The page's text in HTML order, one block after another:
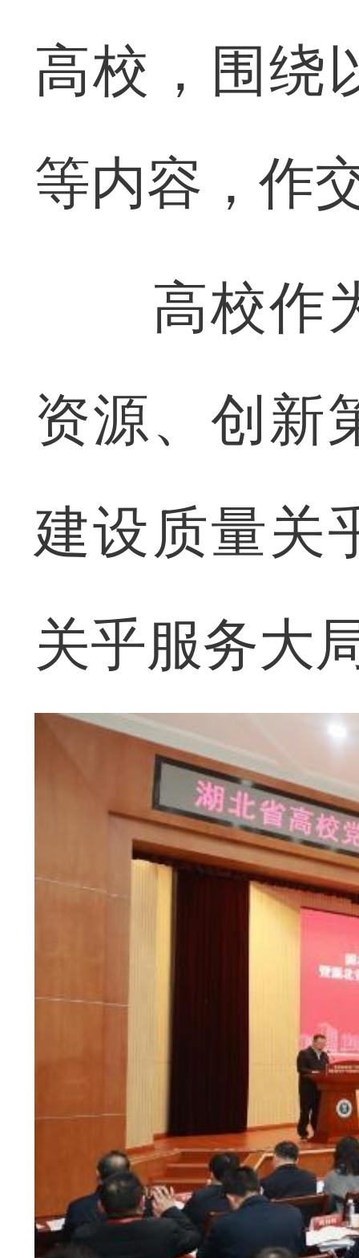
高校，围绕
等内容，作
高校作为
资源、创新
建设质量关
关乎服务大